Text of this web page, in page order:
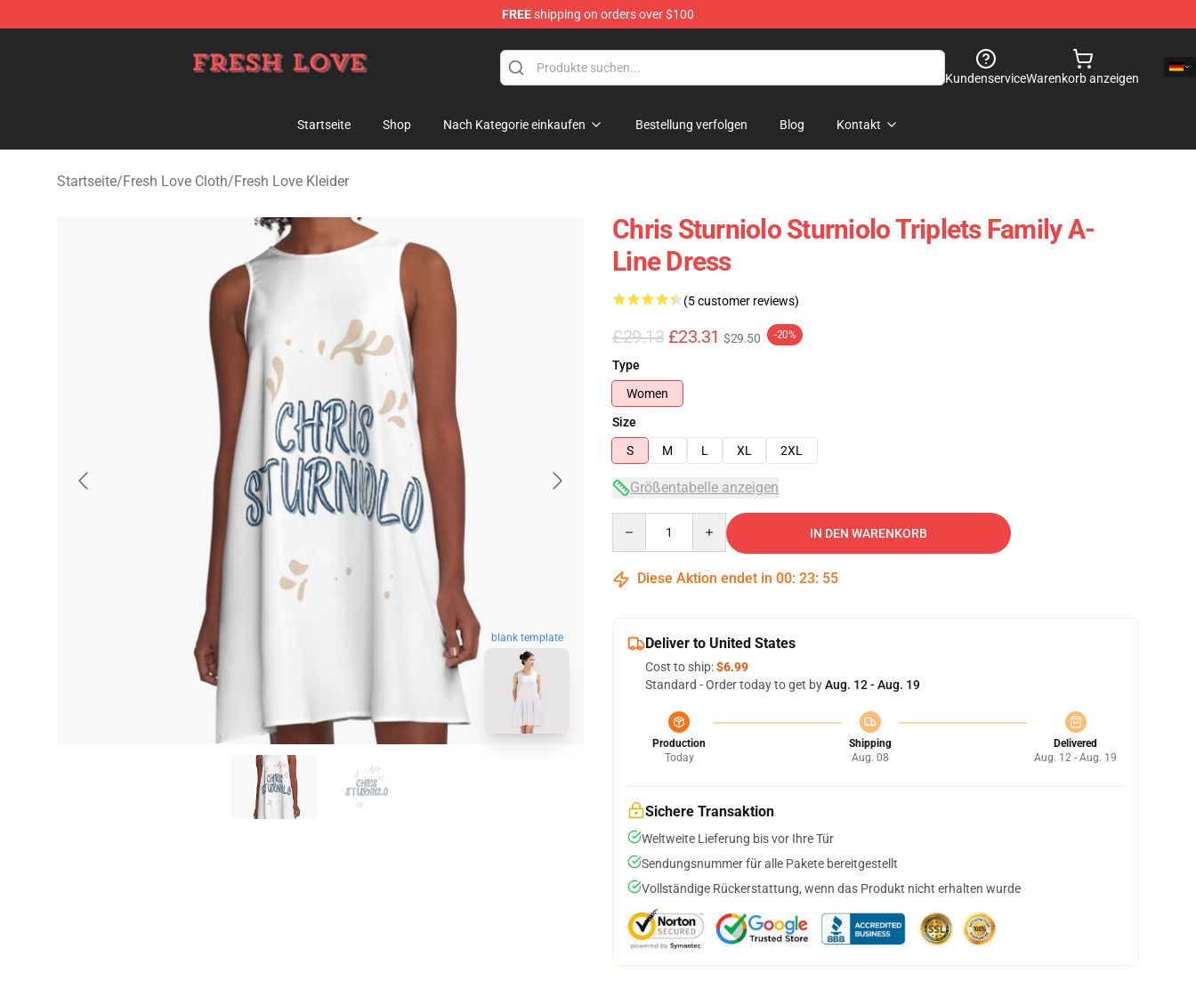
FREEshipping on orders over $100
KundenserviceWarenkorb anzeigen
Startseite Shop Nach Kategorie einkaufen Bestellung verfolgen Blog Kontakt
Startseite/Fresh Love Cloth/Fresh Love Kleider
blank template
Chris Sturniolo Sturniolo Triplets Family A-
Line Dress
(5 customer reviews)
£29.13 £23.31 $29.50 -20%
Type
Women
Size
S
M L XL 2XL
Größentabelle anzeigen
IN DEN WARENKORB
Diese Aktion endet in 00: 23: 54
Deliver to United States
Cost to ship:$6.99
Standard - Order today to get byAug. 12 - Aug. 19
Production
Today
Shipping
Aug. 08
Delivered
Aug. 12 - Aug. 19
Sichere Transaktion
Weltweite Lieferung bis vor Ihre Tür
Sendungsnummer für alle Pakete bereitgestellt
Vollständige Rückerstattung, wenn das Produkt nicht erhalten wurde